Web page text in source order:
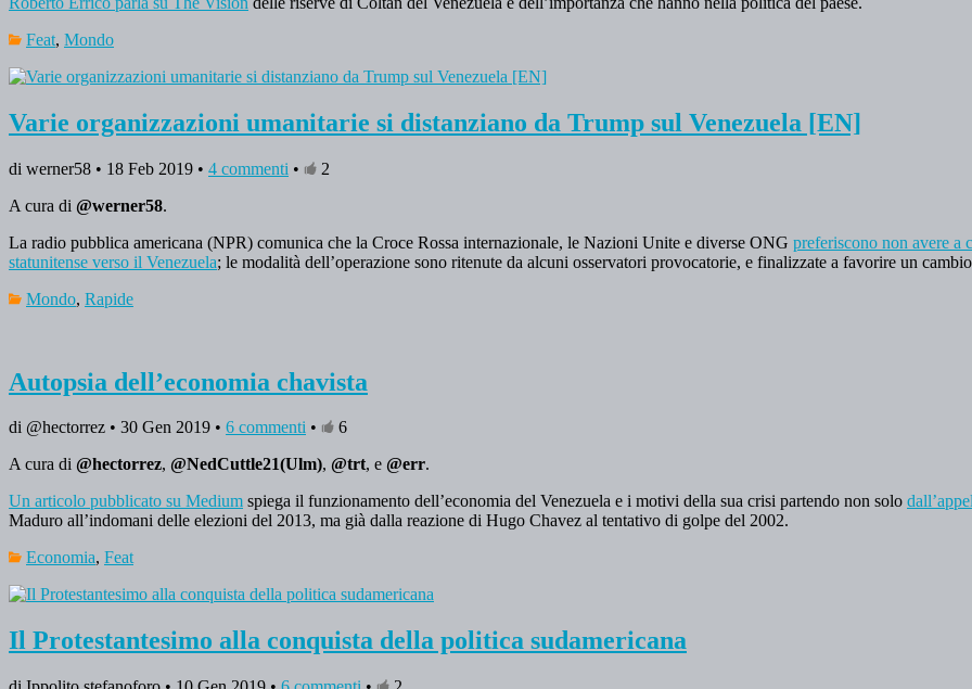
Feat, Mondo
Varie organizzazioni umanitarie si distanziano da Trump sul Venezuela [EN]
di werner58 • 18 Feb 2019 • 4 commenti •
2
A cura di @werner58.
La radio pubblica americana (NPR) comunica che la Croce Rossa internazionale, le Nazioni Unite e diverse ONG preferiscono non avere a
statunitense verso il Venezuela; le modalità dell’operazione sono ritenute da alcuni osservatori provocatorie, e finalizzate a favorire un
Mondo, Rapide
Autopsia dell’economia chavista
di @hectorrez • 30 Gen 2019 • 6 commenti •
6
A cura di @hectorrez, @NedCuttle21(Ulm), @trt, e @err.
Un articolo pubblicato su Medium spiega il funzionamento dell’economia del Venezuela e i motivi della sua crisi partendo non solo
Maduro all’indomani delle elezioni del 2013, ma già dalla reazione di Hugo Chavez al tentativo di golpe del 2002.
Economia, Feat
Il Protestantesimo alla conquista della politica sudamericana